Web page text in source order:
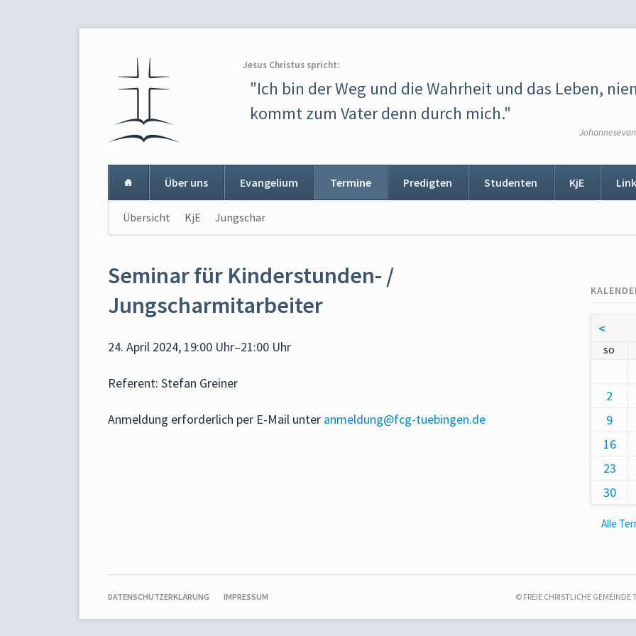
Jesus Christus spricht:
"Ich bin der Weg und die Wahrheit und das Leben,
kommt zum Vater denn durch mich."
Über uns Evangelium Termine Predigten Studenten KjE
Navigation
überspringen
Übersicht KjE Jungschar
Seminar für Kinderstunden- /
Jungscharmitarbeiter
24. April 2024, 19:00 Uhr–21:00 Uhr
Referent: Stefan Greiner
Anmeldung erforderlich per E-Mail unter anmeldung@fcg-tuebingen.de
<
SO
2
9
16
23
30
Alle
NAVIGATION
DATENSCHUTZERKLÄRUNG IMPRESSUM © FREIE CHRISTLICHE GEMEINDE